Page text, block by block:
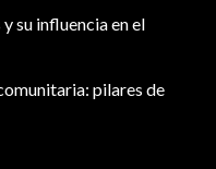
su influencia en el
pilares de